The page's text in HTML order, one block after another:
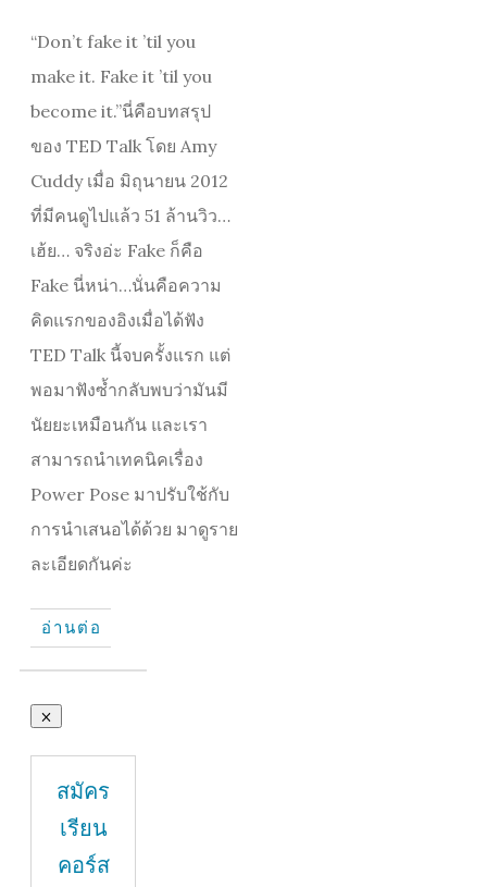
“Don’t fake it ’til you
make it. Fake it ’til you
become it.”นี่คือบทสรุป
ของ TED Talk โดย Amy
Cuddy เมื่อ มิถุนายน 2012
ที่มีคนดูไปแล้ว 51 ล้านวิว…
เฮ้ย… จริงอ่ะ Fake ก็คือ
Fake นี่หน่า…นั่นคือความ
คิดแรกของอิงเมื่อได้ฟัง
TED Talk นี้จบครั้งแรก แต่
พอมาฟังซ้ำกลับพบว่ามันมี
นัยยะเหมือนกัน และเรา
สามารถนำเทคนิคเรื่อง
Power Pose มาปรับใช้กับ
การนำเสนอได้ด้วย มาดูราย
ละเอียดกันค่ะ
อ่านต่อ
สมัคร
เรียน
คอร์ส